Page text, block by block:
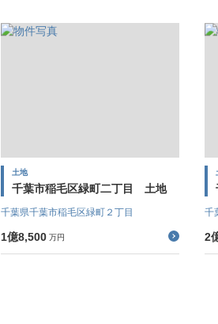
土地
千葉市稲毛区緑町二丁目 土地
千葉県千葉市稲毛区緑町２丁目
1億8,500 万円
千
2